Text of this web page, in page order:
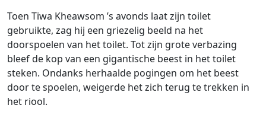
Toen Tiwa Kheawsom ’s avonds laat zijn toilet
gebruikte, zag hij een griezelig beeld na het
doorspoelen van het toilet. Tot zijn grote verbazing
bleef de kop van een gigantische beest in het toilet
steken. Ondanks herhaalde pogingen om het beest
door te spoelen, weigerde het zich terug te trekken in
het riool.